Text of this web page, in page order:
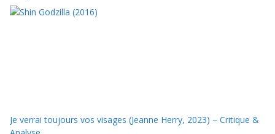
Je verrai toujours vos visages (Jeanne Herry, 2023) – Critique &